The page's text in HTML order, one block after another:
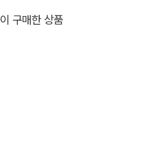
한 권으로 완벽하게 대비하고 싶은 분
에 완벽 대비! 1) 가장 최근 시행된 2024
기업 NCS 출제 경향을 철저히 분석 및 반
부 시행 '공공기관 채용박람회'의 NCS 초
률의 교재로, NCS 10개 영역에서 최근
엄선하여 수록했습니다. 2. 전략적
분권 구성! 영역별 중요도 및 학습 방법을
구매한 상품